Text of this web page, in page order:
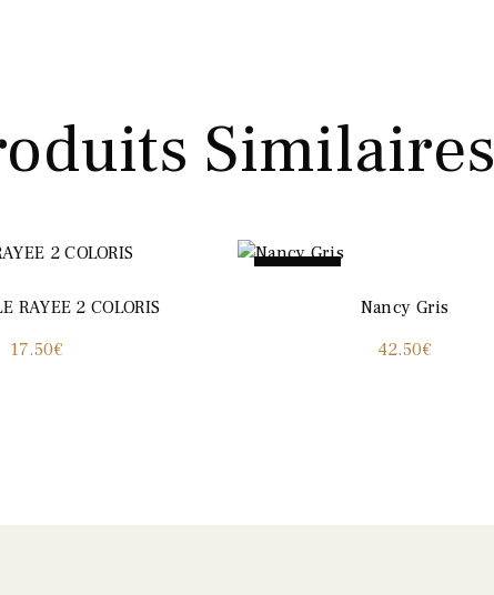
Similaires
RAYEE 2 COLORIS
17.50€
Promo !
Nancy Gris
42.50€